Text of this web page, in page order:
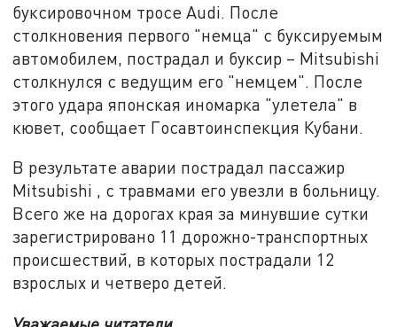
буксировочном тросе Audi. После
столкновения первого "немца" с буксируемым
автомобилем, пострадал и буксир – Mitsubishi
столкнулся с ведущим его "немцем". После
этого удара японская иномарка "улетела" в
кювет, сообщает Госавтоинспекция Кубани.
В результате аварии пострадал пассажир
Mitsubishi , с травмами его увезли в больницу.
Всего же на дорогах края за минувшие сутки
зарегистрировано 11 дорожно-транспортных
происшествий, в которых пострадали 12
взрослых и четверо детей.